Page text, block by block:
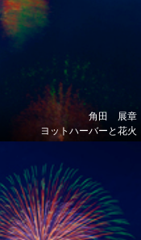
角田 展章
ヨットハーバーと花火